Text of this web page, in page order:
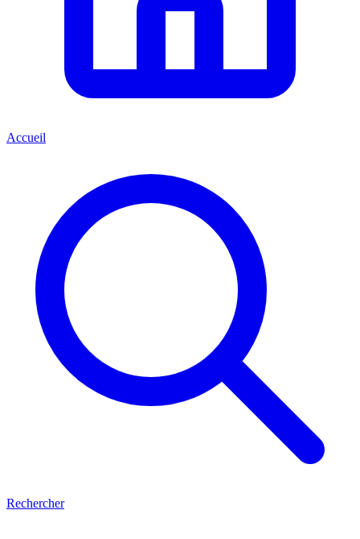
Accueil
Rechercher